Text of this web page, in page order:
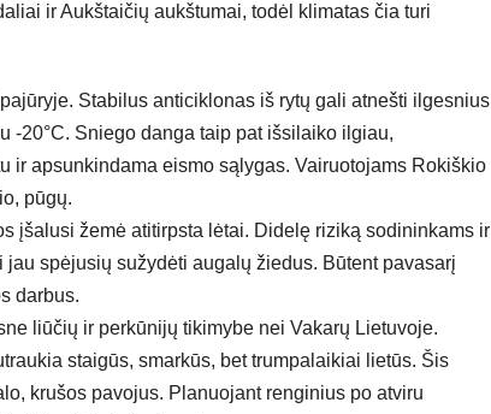
ir Aukštaičių aukštumai, todėl klimatas čia turi
Stabilus anticiklonas iš rytų gali atnešti ilgesnius
-20°C. Sniego danga taip pat išsilaiko ilgiau,
ir apsunkindama eismo sąlygas. Vairuotojams Rokiškio
pūgų.
įšalusi žemė atitirpsta lėtai. Didelę riziką sodininkams ir
spėjusių sužydėti augalų žiedus. Būtent pavasarį
darbus.
liūčių ir perkūnijų tikimybe nei Vakarų Lietuvoje.
staigūs, smarkūs, bet trumpalaikiai lietūs. Šis
krušos pavojus. Planuojant renginius po atviru